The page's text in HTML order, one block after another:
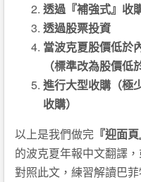
透過『補強式』收
透過股票投資
當波克夏股價低於
（標準改為股價低
進行大型收購（極
收購）
以上是我們做完 『迎面頁
的波克夏年報中文翻譯
對照此文，練習解讀巴